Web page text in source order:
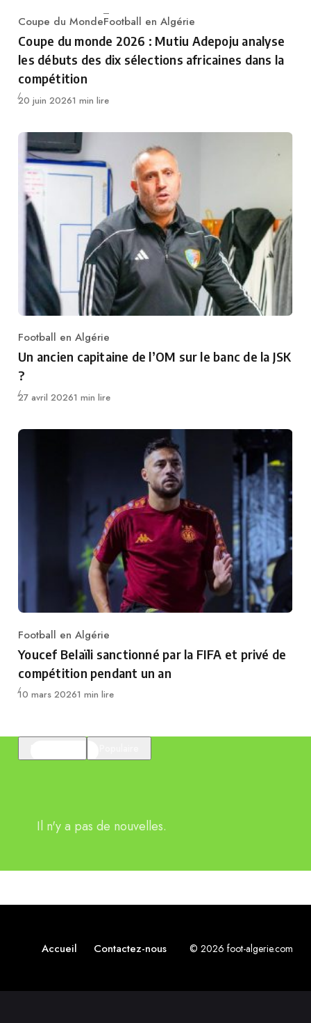
Category
Coupe du MondeFootball en Algérie
Coupe du monde 2026 : Mutiu Adepoju analyse
les débuts des dix sélections africaines dans la
compétition
Publié
20 juin 20261 min lire
Category
Football en Algérie
Un ancien capitaine de l’OM sur le banc de la JSK
?
Publié
27 avril 20261 min lire
Category
Football en Algérie
Youcef Belaïli sanctionné par la FIFA et privé de
compétition pendant un an
Publié
10 mars 20261 min lire
Il n'y a pas de nouvelles.
Accueil Contactez-nous © 2026 foot-algerie.com